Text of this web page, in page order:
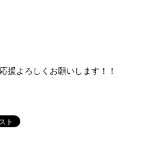
援よろしくお願いします！！